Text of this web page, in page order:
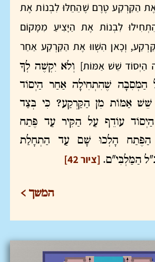
הַקַּרְקַע טֶרֶם שֶׁהֵחֵלּוּ לִבְנוֹת אֶת
לִבְנוֹת אֶת הַיָּצִיעַ מִמָּקוֹם
וְכָאן הִשְׁווּ אֶת הַקַּרְקַע אַחַר
הַיְסוֹד שֵׁשׁ אַמּוֹת] וְלֹא יִקְשֶׁה לְךָ
הַמְּסִבָּה שֶׁהִתְחִילָה אַחַר הַיְסוֹד
שֵׁשׁ אַמּוֹת מִן הַקַּרְקַע? כִּי בְּצַד
עוֹדֵף עַל הַקִּיר עַד פֶּתַח
הַפֶּתַח הָלְכוּ שָׁם עַד הַתְחָלַת
הַמַּלְבִּי"ם. [ציור 42]
המשך >